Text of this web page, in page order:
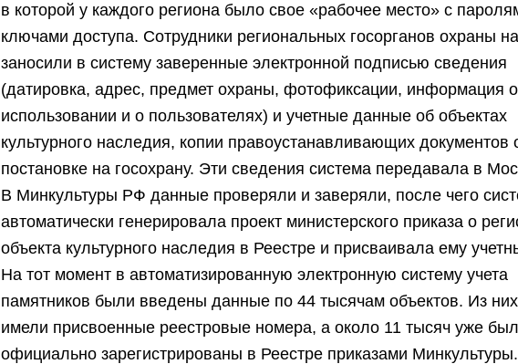
в которой у каждого региона было свое «рабочее место» с
ключами доступа. Сотрудники региональных госорганов охраны
заносили в систему заверенные электронной подписью сведения
(датировка, адрес, предмет охраны, фотофиксации, информация
использовании и о пользователях) и учетные данные об объектах
культурного наследия, копии правоустанавливающих документов
постановке на госохрану. Эти сведения система передавала в
В Минкультуры РФ данные проверяли и заверяли, после чего
автоматически генерировала проект министерского приказа о
объекта культурного наследия в Реестре и присваивала ему
На тот момент в автоматизированную электронную систему учета
памятников были введены данные по 44 тысячам объектов. Из
имели присвоенные реестровые номера, а около 11 тысяч уже
официально зарегистрированы в Реестре приказами Минкультуры.